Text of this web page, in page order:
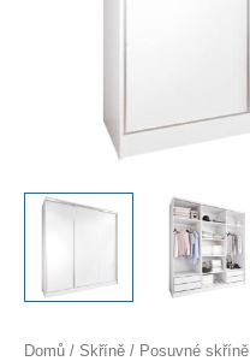
Domů / Skříně / Posuvné skříně